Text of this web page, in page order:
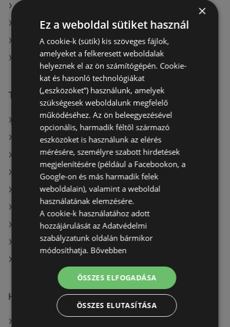
CBA itt: Mohácsi
CBA itt: Balatonalmádi
CBA itt: Pápai
CBA itt: Karcagi
További linkek
A(z) CBA ajánlatai
A(z) Metro ajánlatai
A(z) Privát max ajánlatai
A(z) Auchan aktuális akciós újságjai
A(z) Penny-Market Kft. aktuális akciós újságjai
A(z) Merkury Market aktuális akciós újságjai
A(z) Reál aktuális akciós újságjai
A(z) Ecofamily aktuális akciós újságjai
Hasonló kiskereskedők
×
Ez a weboldal sütiket használ
A cookie-k (sütik) kis szöveges fájlok,
amelyeket a felkeresett weboldalak
helyeznek el az ön számítógépén. Cookie-
kat és hasonló technológiákat
(„eszközöket”) használunk, amelyek
szükségesek weboldalunk megfelelő
működéséhez. Az ön beleegyezésével
opcionális, harmadik féltől származó
eszközöket is használunk az elérés
mérésére, személyre szabott hirdetések
megjelenítésére (például a Facebookon, a
Google-on és más harmadik felek
weboldalain), valamint a weboldal
használatának elemzésére.
A cookie-k használatához adott
hozzájárulását az Adatvédelmi
szabályzatunk oldalán bármikor
módosíthatja. Bővebben
ÖSSZES ELFOGADÁSA
ÖSSZES ELUTASÍTÁSA